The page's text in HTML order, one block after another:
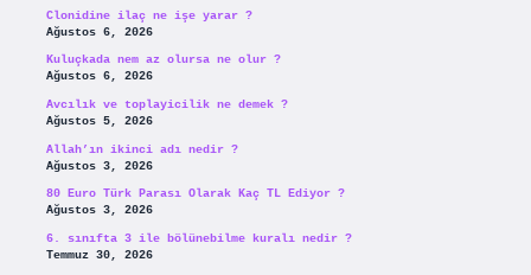
Clonidine ilaç ne işe yarar ?
Ağustos 6, 2026
Kuluçkada nem az olursa ne olur ?
Ağustos 6, 2026
Avcılık ve toplayicilik ne demek ?
Ağustos 5, 2026
Allah’ın ikinci adı nedir ?
Ağustos 3, 2026
80 Euro Türk Parası Olarak Kaç TL Ediyor ?
Ağustos 3, 2026
6. sınıfta 3 ile bölünebilme kuralı nedir ?
Temmuz 30, 2026